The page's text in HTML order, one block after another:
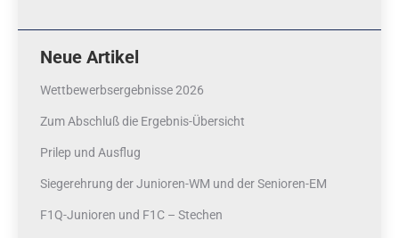
Neue Artikel
Wettbewerbsergebnisse 2026
Zum Abschluß die Ergebnis-Übersicht
Prilep und Ausflug
Siegerehrung der Junioren-WM und der Senioren-EM
F1Q-Junioren und F1C – Stechen